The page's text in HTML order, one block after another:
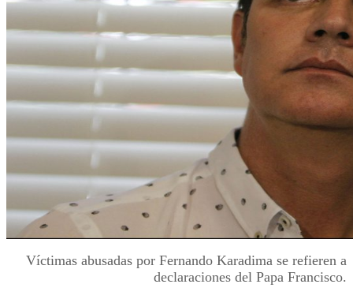
Víctimas abusadas por Fernando Karadima se refieren a
declaraciones del Papa Francisco.